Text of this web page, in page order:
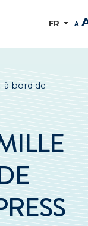
FR A
à bord de